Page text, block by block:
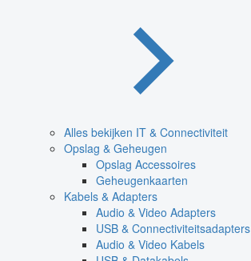
Alles bekijken IT & Connectiviteit
Opslag & Geheugen
Opslag Accessoires
Geheugenkaarten
Kabels & Adapters
Audio & Video Adapters
USB & Connectiviteitsadapters
Audio & Video Kabels